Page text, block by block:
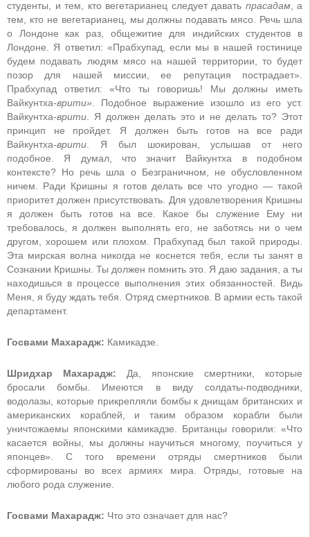
студенты, и тем, кто вегетарианец следует давать прасадам, а
тем, кто не вегетарианец, мы должны подавать мясо. Речь шла
о Лондоне как раз, общежитие для индийских студентов в
Лондоне. Я ответил: «Прабхупад, если мы в нашей гостинице
будем подавать людям мясо на нашей территории, то будет
позор для нашей миссии, ее репутация пострадает».
Прабхупад ответил: «Что ты говоришь! Мы должны иметь
Вайкунтха-врити» . Подобное выражение изошло из его уст.
Вайкунтха-врити . Я должен делать это и не делать то? Этот
принцип не пройдет. Я должен быть готов на все ради
Вайкунтха-врити . Я был шокирован, услышав от него
подобное. Я думал, что значит Вайкунтха в подобном
контексте? Но речь шла о Безграничном, не обусловленном
ничем. Ради Кришны я готов делать все что угодно — такой
приоритет должен присутствовать. Для удовлетворения Кришны
я должен быть готов на все. Какое бы служение Ему ни
требовалось, я должен выполнять его, не заботясь ни о чем
другом, хорошем или плохом. Прабхупад был такой природы.
Эта мирская волна никогда не коснется тебя, если ты занят в
Сознании Кришны. Ты должен помнить это. Я даю задания, а ты
находишься в процессе выполнения этих обязанностей. Видь
Меня, я буду ждать тебя. Отряд смертников. В армии есть такой
департамент.
Госвами Махарадж: Камикадзе.
Шридхар Махарадж: Да, японские смертники, которые
бросали бомбы. Имеются в виду солдаты-подводники,
водолазы, которые прикрепляли бомбы к днищам британских и
американских кораблей, и таким образом корабли были
уничтожаемы японскими камикадзе. Британцы говорили: «Что
касается войны, мы должны научиться многому, поучиться у
японцев». С того времени отряды смертников были
сформированы во всех армиях мира. Отряды, готовые на
любого рода служение.
Госвами Махарадж: Что это означает для нас?